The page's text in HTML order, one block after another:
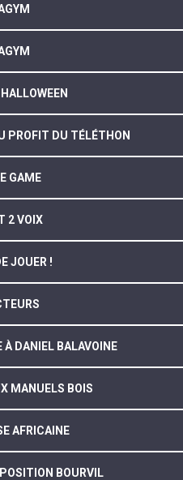
PROFIT DU TÉLÉTHON
GAME
2 VOIX
JOUER !
DANIEL BALAVOINE
MANUELS BOIS
AFRICAINE
BOURVIL